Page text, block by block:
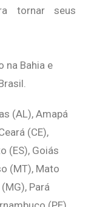
tornar seus
na Bahia e
(AL), Amapá
(CE),
(ES), Goiás
(MT), Mato
Pará